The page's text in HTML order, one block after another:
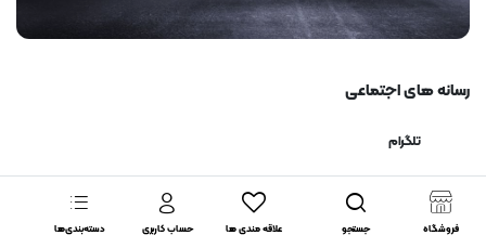
رسانه های اجتماعی
تلگرام
فروشگاه جستجو علاقه مندی ها حساب کاربری دسته‌بندی‌ها